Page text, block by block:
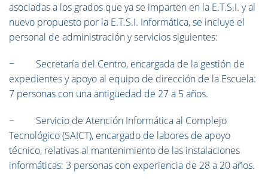
asociadas a los grados que ya se imparten en la E.T.S.I. y al
nuevo propuesto por la E.T.S.I. Informática, se incluye el
personal de administración y servicios siguientes:
− Secretaría del Centro, encargada de la gestión de
expedientes y apoyo al equipo de dirección de la Escuela:
7 personas con una antigüedad de 27 a 5 años.
− Servicio de Atención Informática al Complejo
Tecnológico (SAICT), encargado de labores de apoyo
técnico, relativas al mantenimiento de las instalaciones
informáticas: 3 personas con experiencia de 28 a 20 años.